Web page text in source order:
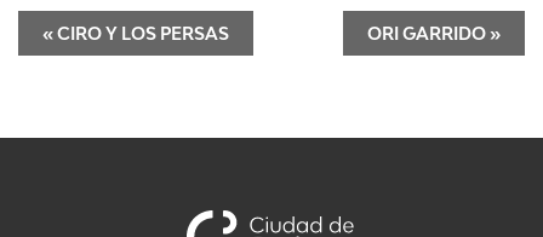
«CIRO Y LOS PERSAS ORI GARRIDO »